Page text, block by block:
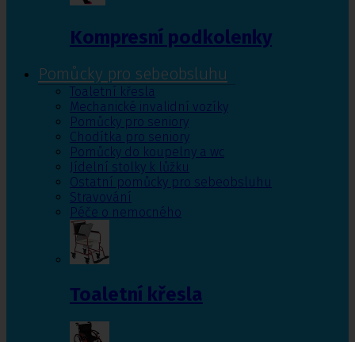
Kompresní podkolenky
Pomůcky pro sebeobsluhu
Toaletní křesla
Mechanické invalidní vozíky
Pomůcky pro seniory
Chodítka pro seniory
Pomůcky do koupelny a wc
Jídelní stolky k lůžku
Ostatní pomůcky pro sebeobsluhu
Stravování
Péče o nemocného
Toaletní křesla